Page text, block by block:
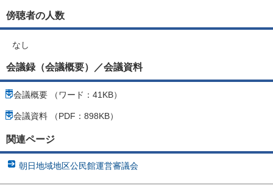
傍聴者の人数
なし
会議録（会議概要）／会議資料
会議概要 （ワード：41KB）
会議資料 （PDF：898KB）
関連ページ
朝日地域地区公民館運営審議会